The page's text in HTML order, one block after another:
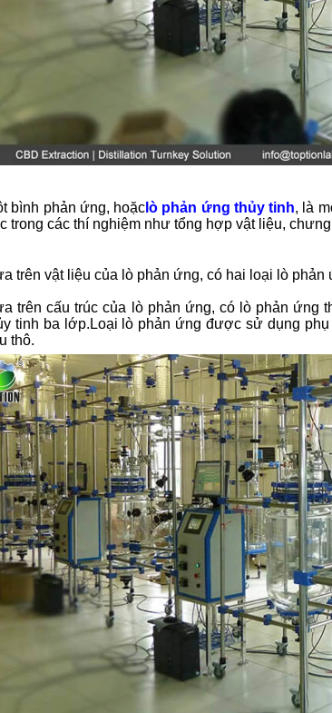
bình phản ứng, hoặc lò phản ứng thủy tinh, là
trong các thí nghiệm như tổng hợp vật liệu,
trên vật liệu của lò phản ứng, có hai loại lò
trên cấu trúc của lò phản ứng, có lò phản ứng
tinh ba lớp.Loại lò phản ứng được sử dụng
thô.